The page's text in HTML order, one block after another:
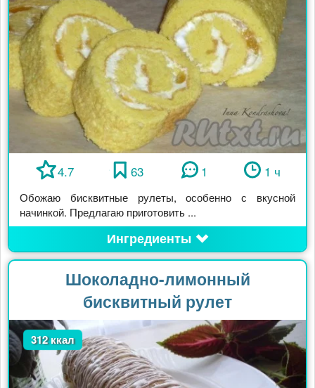
4.7 63 1 1 ч
Обожаю бисквитные рулеты, особенно с вкусной
начинкой. Предлагаю приготовить ...
Ингредиенты
Шоколадно-лимонный
бисквитный рулет
312 ккал